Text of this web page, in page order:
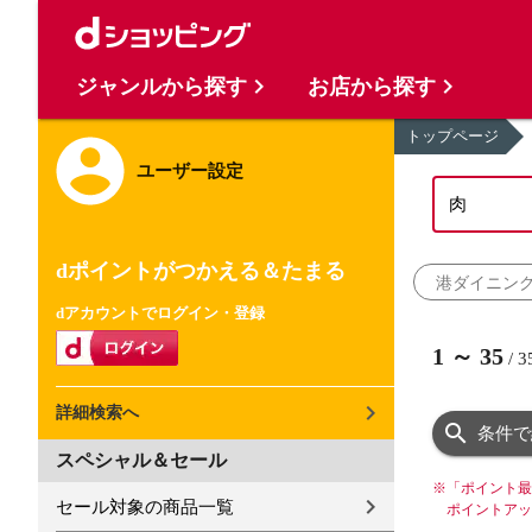
ユーザー設定
dポイントがつかえる＆たまる
dアカウントでログイン・登録
詳細検索へ
スペシャル＆セール
セール対象の商品一覧
トップページ
港ダイニン
1 ～ 35 /
条件
※ 「ポイント
ポイントア
ジャンルから探す お店から探す